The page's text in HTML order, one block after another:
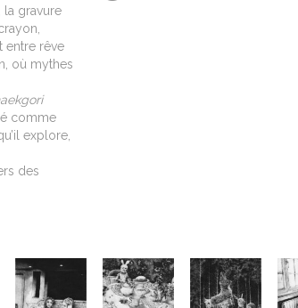
la gravure
entre rêve
où mythes
comme
explore,
des